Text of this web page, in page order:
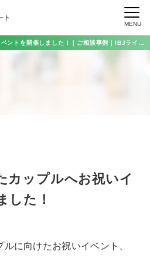
MENU
カップルへお祝いイ
した！
に向けたお祝いイベント、